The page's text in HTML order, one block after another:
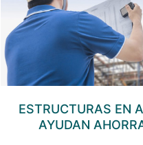
ESTRUCTURAS EN
AYUDAN